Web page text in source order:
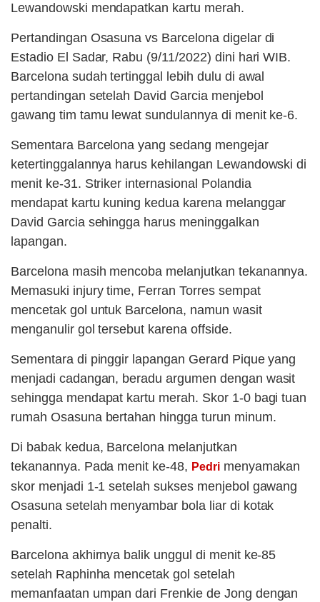
Lewandowski mendapatkan kartu merah.
Pertandingan Osasuna vs Barcelona digelar di
Estadio El Sadar, Rabu (9/11/2022) dini hari WIB.
Barcelona sudah tertinggal lebih dulu di awal
pertandingan setelah David Garcia menjebol
gawang tim tamu lewat sundulannya di menit ke-6.
Sementara Barcelona yang sedang mengejar
ketertinggalannya harus kehilangan Lewandowski di
menit ke-31. Striker internasional Polandia
mendapat kartu kuning kedua karena melanggar
David Garcia sehingga harus meninggalkan
lapangan.
Barcelona masih mencoba melanjutkan tekanannya.
Memasuki injury time, Ferran Torres sempat
mencetak gol untuk Barcelona, namun wasit
menganulir gol tersebut karena offside.
Sementara di pinggir lapangan Gerard Pique yang
menjadi cadangan, beradu argumen dengan wasit
sehingga mendapat kartu merah. Skor 1-0 bagi tuan
rumah Osasuna bertahan hingga turun minum.
Di babak kedua, Barcelona melanjutkan
tekanannya. Pada menit ke-48, Pedrimenyamakan
skor menjadi 1-1 setelah sukses menjebol gawang
Osasuna setelah menyambar bola liar di kotak
penalti.
Barcelona akhirnya balik unggul di menit ke-85
setelah Raphinha mencetak gol setelah
memanfaatan umpan dari Frenkie de Jong dengan